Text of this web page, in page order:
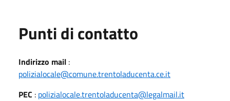
Punti di contatto
Indirizzo mail :
polizialocale@comune.trentoladucenta.ce.it
PEC : polizialocale.trentoladucenta@legalmail.it